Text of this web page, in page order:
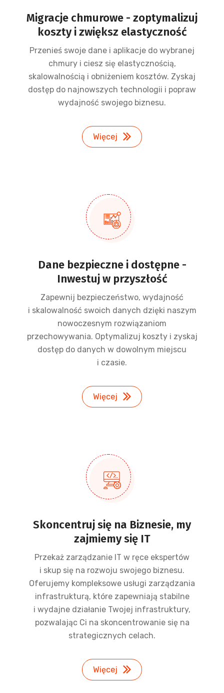
Migracje chmurowe - zoptymalizuj
koszty i zwiększ elastyczność
Przenieś swoje dane i aplikacje do wybranej
chmury i ciesz się elastycznością,
skalowalnością i obniżeniem kosztów. Zyskaj
dostęp do najnowszych technologii i popraw
wydajność swojego biznesu.
Więcej
Dane bezpieczne i dostępne -
Inwestuj w przyszłość
Zapewnij bezpieczeństwo, wydajność
i skalowalność swoich danych dzięki naszym
nowoczesnym rozwiązaniom
przechowywania. Optymalizuj koszty i zyskaj
dostęp do danych w dowolnym miejscu
i czasie.
Więcej
Skoncentruj się na Biznesie, my
zajmiemy się IT
Przekaż zarządzanie IT w ręce ekspertów
i skup się na rozwoju swojego biznesu.
Oferujemy kompleksowe usługi zarządzania
infrastrukturą, które zapewniają stabilne
i wydajne działanie Twojej infrastruktury,
pozwalając Ci na skoncentrowanie się na
strategicznych celach.
Więcej